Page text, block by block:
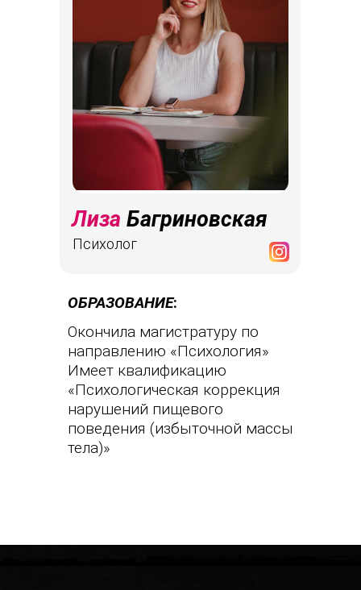
Лиза Багриновская
Психолог
ОБРАЗОВАНИЕ:
Окончила магистратуру по
направлению «Психология»
Имеет квалификацию
«Психологическая коррекция
нарушений пищевого
поведения (избыточной массы
тела)»